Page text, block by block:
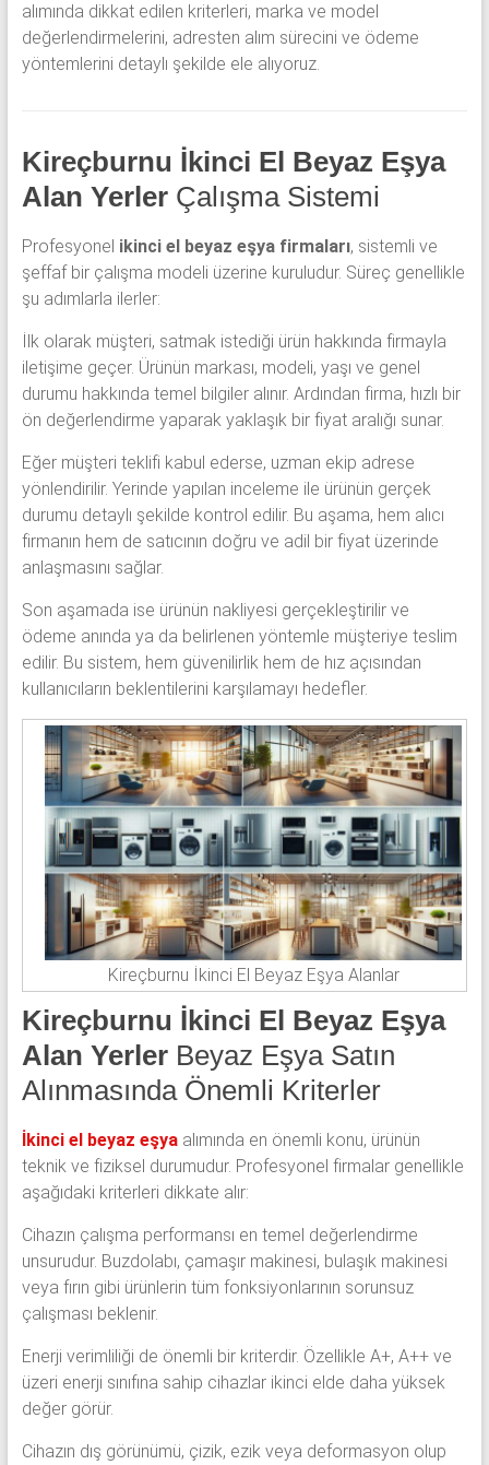
alımında dikkat edilen kriterleri, marka ve model
değerlendirmelerini, adresten alım sürecini ve ödeme
yöntemlerini detaylı şekilde ele alıyoruz.
Kireçburnu İkinci El Beyaz Eşya
Alan YerlerÇalışma Sistemi
Profesyonel ikinci el beyaz eşya firmaları, sistemli ve
şeffaf bir çalışma modeli üzerine kuruludur. Süreç genellikle
şu adımlarla ilerler:
İlk olarak müşteri, satmak istediği ürün hakkında firmayla
iletişime geçer. Ürünün markası, modeli, yaşı ve genel
durumu hakkında temel bilgiler alınır. Ardından firma, hızlı bir
ön değerlendirme yaparak yaklaşık bir fiyat aralığı sunar.
Eğer müşteri teklifi kabul ederse, uzman ekip adrese
yönlendirilir. Yerinde yapılan inceleme ile ürünün gerçek
durumu detaylı şekilde kontrol edilir. Bu aşama, hem alıcı
firmanın hem de satıcının doğru ve adil bir fiyat üzerinde
anlaşmasını sağlar.
Son aşamada ise ürünün nakliyesi gerçekleştirilir ve
ödeme anında ya da belirlenen yöntemle müşteriye teslim
edilir. Bu sistem, hem güvenilirlik hem de hız açısından
kullanıcıların beklentilerini karşılamayı hedefler.
Kireçburnu İkinci El Beyaz Eşya Alanlar
Kireçburnu İkinci El Beyaz Eşya
Alan Yerler Beyaz Eşya Satın
Alınmasında Önemli Kriterler
İkinci el beyaz eşyaalımında en önemli konu, ürünün
teknik ve fiziksel durumudur. Profesyonel firmalar genellikle
aşağıdaki kriterleri dikkate alır:
Cihazın çalışma performansı en temel değerlendirme
unsurudur. Buzdolabı, çamaşır makinesi, bulaşık makinesi
veya fırın gibi ürünlerin tüm fonksiyonlarının sorunsuz
çalışması beklenir.
Enerji verimliliği de önemli bir kriterdir. Özellikle A+, A++ ve
üzeri enerji sınıfına sahip cihazlar ikinci elde daha yüksek
değer görür.
Cihazın dış görünümü, çizik, ezik veya deformasyon olup